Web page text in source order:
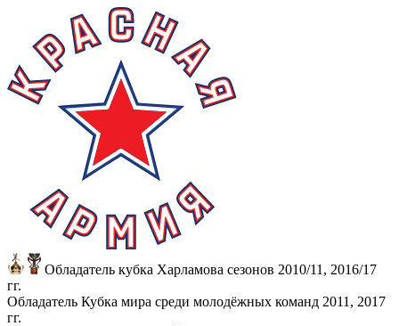
Обладатель кубка Харламова сезонов 2010/11, 2016/17
гг.
Обладатель Кубка мира среди молодёжных команд 2011, 2017
гг.